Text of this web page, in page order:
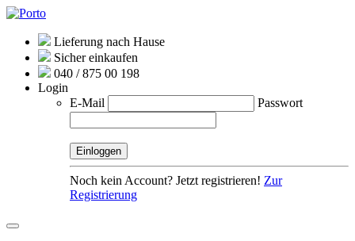
Lieferung nach Hause
Sicher einkaufen
040 / 875 00 198
Login
E-Mail
Passwort
Noch kein Account? Jetzt registrieren! Zur
Registrierung